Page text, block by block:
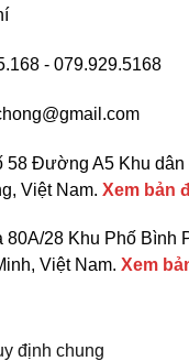
- 079.929.5168
58 Đường A5 Khu dân
Việt Nam. Xem bản
80A/28 Khu Phố Bình
Việt Nam. Xem
định chung